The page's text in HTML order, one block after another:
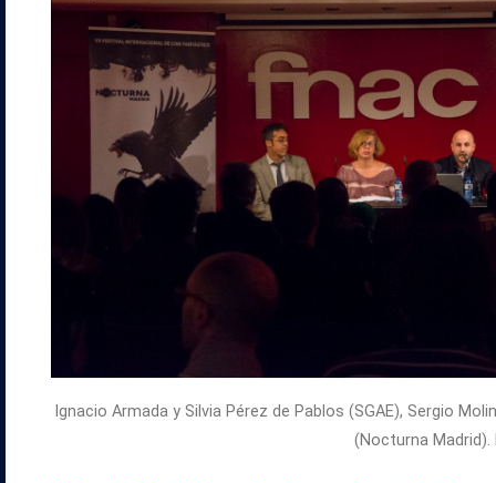
Ignacio Armada y Silvia Pérez de Pablos (SGAE), Sergio
(Nocturna